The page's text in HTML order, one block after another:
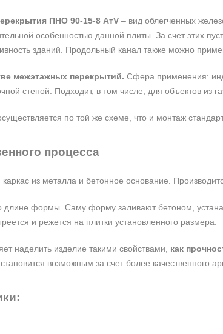
ПНО 90-15-8 АтV – вид облегченных
особенностью данной плиты. За счет этих
зданий. Продольный канал также можно
межэтажных перекрытий. Сфера применения:
стеной. Подходит, в том числе, для объектов из
по той же схеме, что и монтаж
процесса
из металла и бетонное основание.
формы. Саму форму заливают бетоном,
и режется на плитки установленного размера.
наделить изделие такими свойствами, как
возможным за счет более качественного